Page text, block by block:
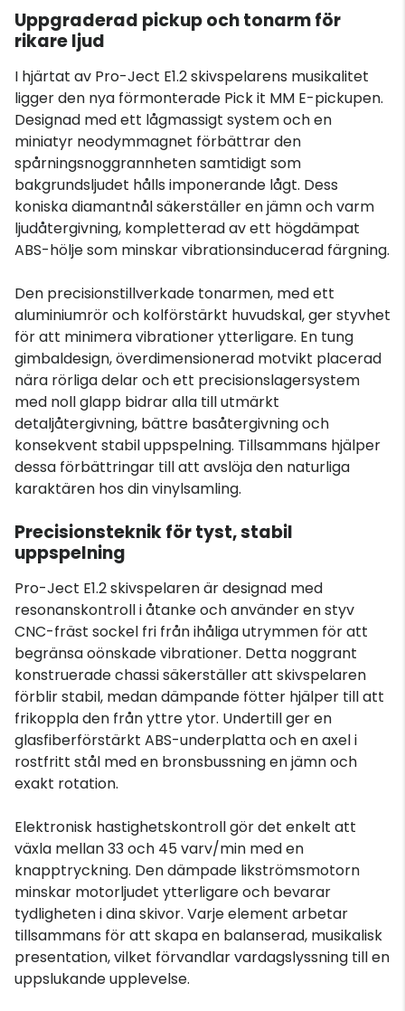
Uppgraderad pickup och tonarm för
rikare ljud
I hjärtat av Pro-Ject E1.2 skivspelarens musikalitet
ligger den nya förmonterade Pick it MM E-pickupen.
Designad med ett lågmassigt system och en
miniatyr neodymmagnet förbättrar den
spårningsnoggrannheten samtidigt som
bakgrundsljudet hålls imponerande lågt. Dess
koniska diamantnål säkerställer en jämn och varm
ljudåtergivning, kompletterad av ett högdämpat
ABS-hölje som minskar vibrationsinducerad färgning.
Den precisionstillverkade tonarmen, med ett
aluminiumrör och kolförstärkt huvudskal, ger styvhet
för att minimera vibrationer ytterligare. En tung
gimbaldesign, överdimensionerad motvikt placerad
nära rörliga delar och ett precisionslagersystem
med noll glapp bidrar alla till utmärkt
detaljåtergivning, bättre basåtergivning och
konsekvent stabil uppspelning. Tillsammans hjälper
dessa förbättringar till att avslöja den naturliga
karaktären hos din vinylsamling.
Precisionsteknik för tyst, stabil
uppspelning
Pro-Ject E1.2 skivspelaren är designad med
resonanskontroll i åtanke och använder en styv
CNC-fräst sockel fri från ihåliga utrymmen för att
begränsa oönskade vibrationer. Detta noggrant
konstruerade chassi säkerställer att skivspelaren
förblir stabil, medan dämpande fötter hjälper till att
frikoppla den från yttre ytor. Undertill ger en
glasfiberförstärkt ABS-underplatta och en axel i
rostfritt stål med en bronsbussning en jämn och
exakt rotation.
Elektronisk hastighetskontroll gör det enkelt att
växla mellan 33 och 45 varv/min med en
knapptryckning. Den dämpade likströmsmotorn
minskar motorljudet ytterligare och bevarar
tydligheten i dina skivor. Varje element arbetar
tillsammans för att skapa en balanserad, musikalisk
presentation, vilket förvandlar vardagslyssning till en
uppslukande upplevelse.